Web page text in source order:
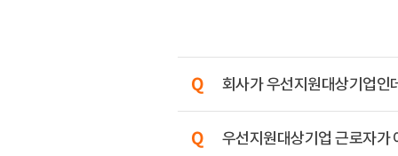
회사가 우선지원대상기업인
우선지원대상기업 근로자가